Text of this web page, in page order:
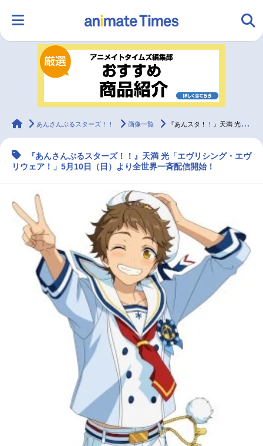
ランキング アニメ
ラジオ グッズ
マンガ・ラノベ ゲーム・アプリ 音楽
2.5次元 配信・Vtuber トレンド
最新記事一覧
アニメ記事一覧 声優記事一覧
アニメ映画一覧 実写化映画一覧
今期アニメ曜日別一覧
夏アニメ
冬アニメ
男性声優/女性声優一覧
FOLLOW US
animateTimes
あんさんぶるスターズ！！ 画像一覧 『あんスタ！！』天満 光のソロ楽曲が5/10～全世界一斉配信開始
『あんさんぶるスターズ！！』天満 光「エヴリシング・エヴ
リウェア！」5月10日（日）より全世界一斉配信開始！